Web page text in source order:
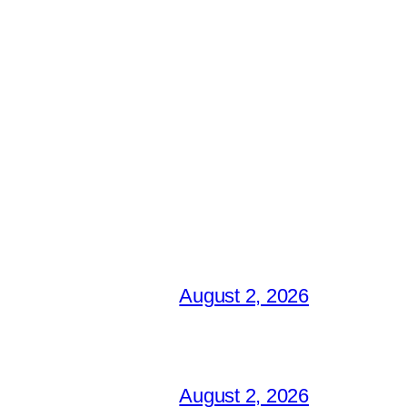
August 2, 2026
August 2, 2026